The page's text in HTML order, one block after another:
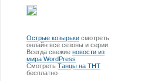
Острые козырьки смотреть
онлайн все сезоны и серии.
Всегда свежие новости из
мира WordPress
Смотреть Танцы на ТНТ
бесплатно